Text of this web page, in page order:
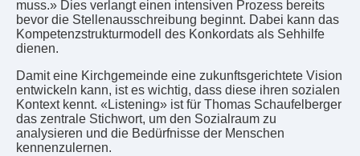
muss.» Dies verlangt einen intensiven Prozess bereits
bevor die Stellenausschreibung beginnt. Dabei kann das
Kompetenzstrukturmodell des Konkordats als Sehhilfe
dienen.
Damit eine Kirchgemeinde eine zukunftsgerichtete Vision
entwickeln kann, ist es wichtig, dass diese ihren sozialen
Kontext kennt. «Listening» ist für Thomas Schaufelberger
das zentrale Stichwort, um den Sozialraum zu
analysieren und die Bedürfnisse der Menschen
kennenzulernen.